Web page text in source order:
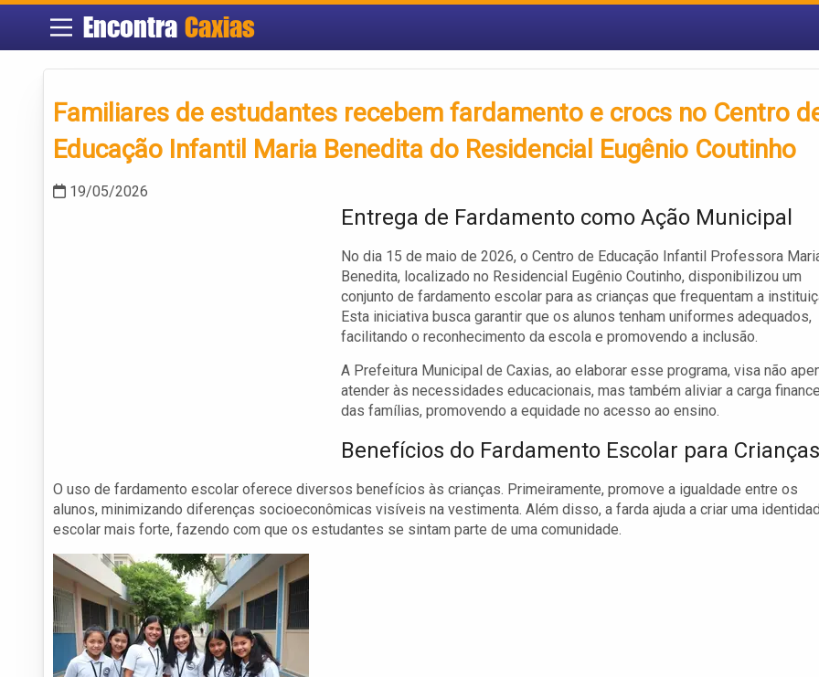
Encontra Caxias
Familiares de estudantes recebem fardamento e crocs no Centro
Educação Infantil Maria Benedita do Residencial Eugênio Coutinho
19/05/2026
Entrega de Fardamento como Ação Municipal
No dia 15 de maio de 2026, o Centro de Educação Infantil Professora
Benedita, localizado no Residencial Eugênio Coutinho, disponibilizou um
conjunto de fardamento escolar para as crianças que frequentam a
Esta iniciativa busca garantir que os alunos tenham uniformes adequados,
facilitando o reconhecimento da escola e promovendo a inclusão.
A Prefeitura Municipal de Caxias, ao elaborar esse programa, visa não
atender às necessidades educacionais, mas também aliviar a carga
das famílias, promovendo a equidade no acesso ao ensino.
Benefícios do Fardamento Escolar para Crianças
O uso de fardamento escolar oferece diversos benefícios às crianças. Primeiramente, promove a igualdade entre os
alunos, minimizando diferenças socioeconômicas visíveis na vestimenta. Além disso, a farda ajuda a criar uma
escolar mais forte, fazendo com que os estudantes se sintam parte de uma comunidade.